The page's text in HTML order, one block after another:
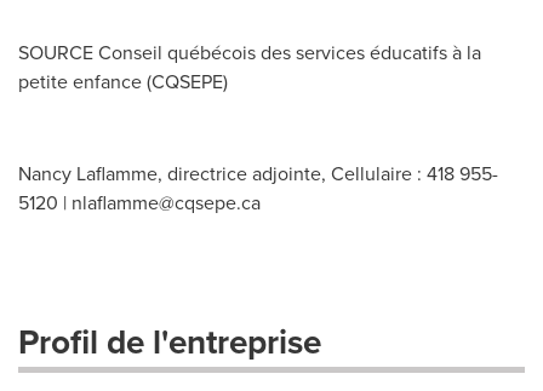
SOURCE Conseil québécois des services éducatifs à la
petite enfance (CQSEPE)
Nancy Laflamme, directrice adjointe, Cellulaire : 418 955-
5120 | nlaflamme@cqsepe.ca
Profil de l'entreprise